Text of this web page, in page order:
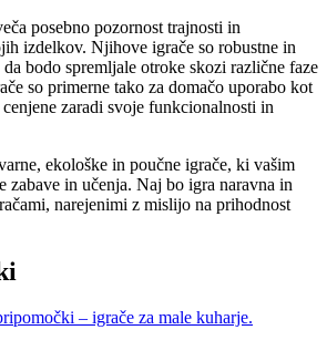
posebno pozornost trajnosti in
izdelkov. Njihove igrače so robustne in
bodo spremljale otroke skozi različne faze
so primerne tako za domačo uporabo kot
zaradi svoje funkcionalnosti in
ekološke in poučne igrače, ki vašim
zabave in učenja. Naj bo igra naravna in
narejenimi z mislijo na prihodnost